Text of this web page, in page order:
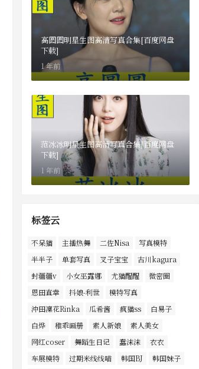
高圆圆明星生图高清写真合集[百度网盘
下载]
1 年前
范冰冰明星生图高清写真合集[百度网盘
下载]
1 年前
标签云
不呆猫 主播热舞 二佐Nisa
写真模特
半半子
单套写真 叉子宝宝
古川kagura
封疆疆v
小女巫露娜 尤猫醒醒
微密圈
恩田直幸
抖娘-利世
模特写真
沖田凜花Rinka
瓜希酱 疯猫ss
白易子
白烨
稚乖画册 素人新娘
素人美女
网红coser
舞蹈生日记 蠢沫沫
衣衣
车展模特
过期米线线喵 韩国BJ
韩国妹子